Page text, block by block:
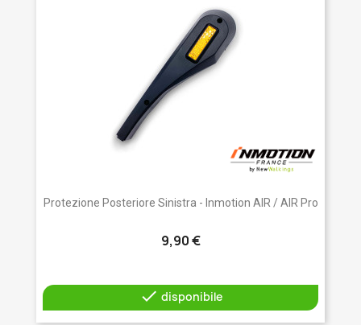
Protezione Posteriore Sinistra - Inmotion AIR / AIR Pro
9,90 €
 disponibile